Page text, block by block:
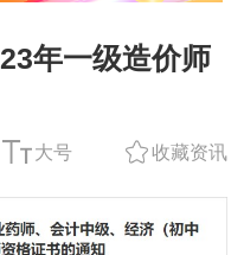
年一级造价师
大号 收藏资讯